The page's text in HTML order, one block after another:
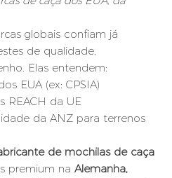
globais confiam já
de qualidade,
Elas entendem:
EUA (ex: CPSIA)
REACH da UE
da ANZ para terrenos
de mochilas de caça
premium na Alemanha,